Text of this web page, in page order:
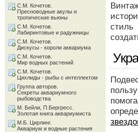
стиль
С.М. Кочетов.
Пресноводные акулы и
тропические вьюны
С.М. Кочетов.
Лабиринтовые и радужницы
С.М. Кочетов.
Дискусы - короли аквариума
С.М. Кочетов.
Мир водных растений
С.М. Кочетов.
Цихлиды - рыбы с интеллектом
Группа авторов.
Секреты аквариумного
рыбоводства
М. Бейли, П.Бергресс.
Золотая книга аквариумиста
М.Б. Цирлинг.
Аквариум и водные растения